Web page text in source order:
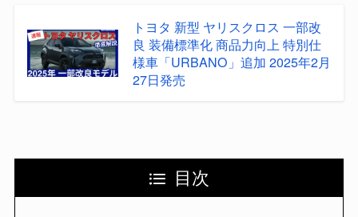
トヨタ 新型 ヤリスクロス 一部改
良 装備標準化 商品力向上 特別仕
様車「URBANO」追加 2025年2月
27日発売
目次